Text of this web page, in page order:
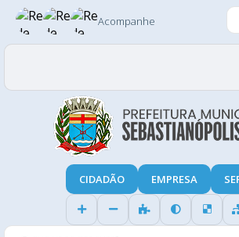
Acompanhe
CIDADÃO EMPRESA